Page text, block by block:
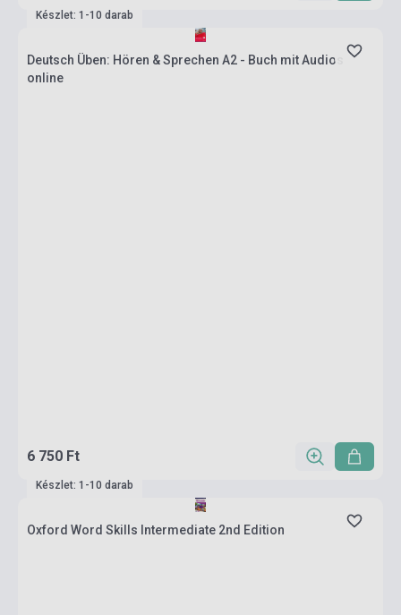
Készlet: 1-10 darab
Deutsch Üben: Hören & Sprechen A2 - Buch mit Audios
online
6 750 Ft
Készlet: 1-10 darab
Oxford Word Skills Intermediate 2nd Edition